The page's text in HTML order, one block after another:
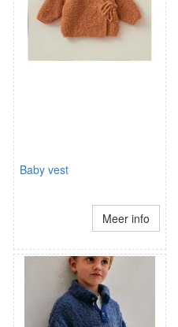
Baby vest
Meer info